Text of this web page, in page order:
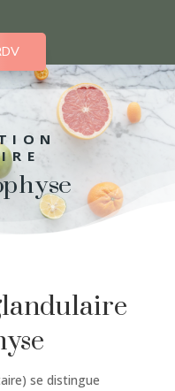
se distingue